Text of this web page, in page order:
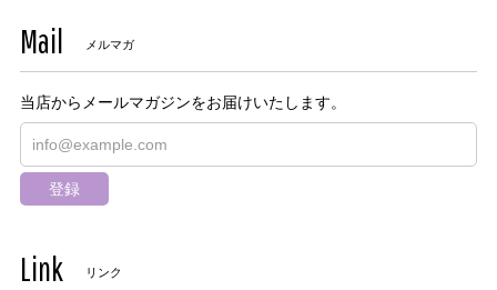
Mail メルマガ
当店からメールマガジンをお届けいたします。
登録
Link リンク